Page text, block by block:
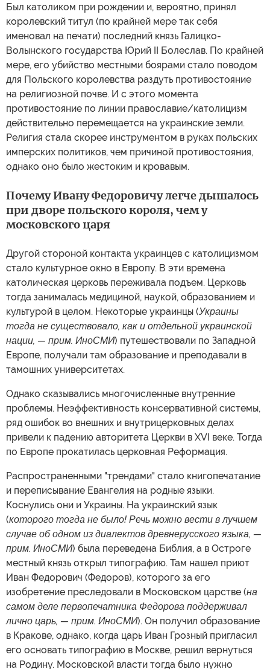
Был католиком при рождении и, вероятно, принял
королевский титул (по крайней мере так себя
именовал на печати) последний князь Галицко-
Волынского государства Юрий II Болеслав. По крайней
мере, его убийство местными боярами стало поводом
для Польского королевства раздуть противостояние
на религиозной почве. И с этого момента
противостояние по линии православие/католицизм
действительно перемещается на украинские земли.
Религия стала скорее инструментом в руках польских
имперских политиков, чем причиной противостояния,
однако оно было жестоким и кровавым.
Почему Ивану Федоровичу легче дышалось
при дворе польского короля, чем у
московского царя
Другой стороной контакта украинцев с католицизмом
стало культурное окно в Европу. В эти времена
католическая церковь переживала подъем. Церковь
тогда занималась медициной, наукой, образованием и
культурой в целом. Некоторые украинцы (Украины
тогда не существовало, как и отдельной украинской
нации, — прим. ИноСМИ) путешествовали по Западной
Европе, получали там образование и преподавали в
тамошних университетах.
Однако сказывались многочисленные внутренние
проблемы. Неэффективность консервативной системы,
ряд ошибок во внешних и внутрицерковных делах
привели к падению авторитета Церкви в XVI веке. Тогда
по Европе прокатилась церковная Реформация.
Распространенными "трендами" стало книгопечатание
и переписывание Евангелия на родные языки.
Коснулись они и Украины. На украинский язык
(которого тогда не было! Речь можно вести в лучшем
случае об одном из диалектов древнерусского языка, —
прим. ИноСМИ) была переведена Библия, а в Остроге
местный князь открыл типографию. Там нашел приют
Иван Федорович (Федоров), которого за его
изобретение преследовали в Московском царстве (на
самом деле первопечатника Федорова поддерживал
лично царь, — прим. ИноСМИ). Он получил образование
в Кракове, однако, когда царь Иван Грозный пригласил
его основать типографию в Москве, решил вернуться
на Родину. Московской власти тогда было нужно